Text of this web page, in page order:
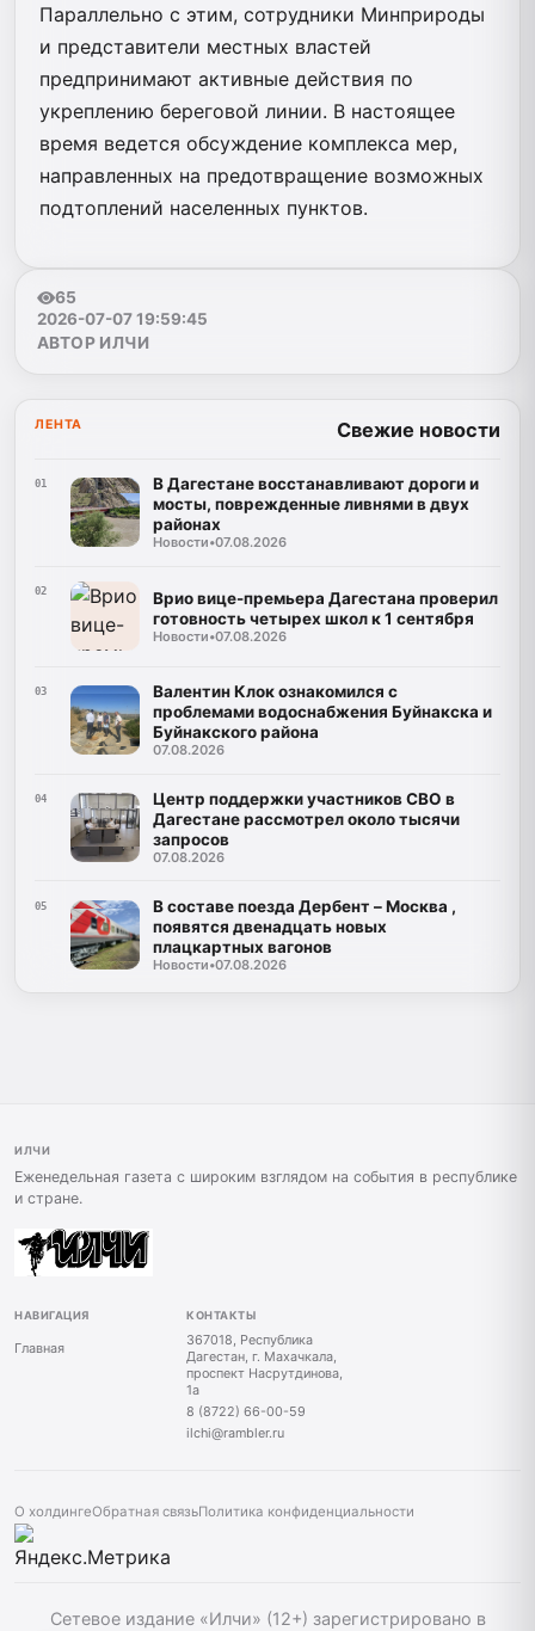
Параллельно с этим, сотрудники Минприроды
и представители местных властей
предпринимают активные действия по
укреплению береговой линии. В настоящее
время ведется обсуждение комплекса мер,
направленных на предотвращение возможных
подтоплений населенных пунктов.
65
2026-07-07 19:59:45
АВТОР ИЛЧИ
ЛЕНТА Свежие новости
01
В Дагестане восстанавливают дороги и
мосты, поврежденные ливнями в двух
районах
Новости•07.08.2026
02
Врио вице-премьера Дагестана проверил
готовность четырех школ к 1 сентября
Новости•07.08.2026
03
Валентин Клок ознакомился с
проблемами водоснабжения Буйнакска и
Буйнакского района
07.08.2026
04
Центр поддержки участников СВО в
Дагестане рассмотрел около тысячи
запросов
07.08.2026
05
В составе поезда Дербент – Москва ,
появятся двенадцать новых
плацкартных вагонов
Новости•07.08.2026
ИЛЧИ
Еженедельная газета с широким взглядом на события в республике
и стране.
НАВИГАЦИЯ
Главная
КОНТАКТЫ
367018, Республика
Дагестан, г. Махачкала,
проспект Насрутдинова,
1а
8 (8722) 66-00-59
ilchi@rambler.ru
О холдингеОбратная связьПолитика конфиденциальности
Сетевое издание «Илчи» (12+) зарегистрировано в